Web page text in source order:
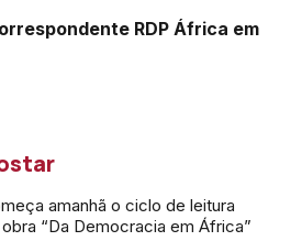
RDP África em
amanhã o ciclo de leitura
“Da Democracia em África”